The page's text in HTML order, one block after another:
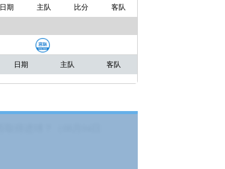
日期 主队 比分 客队
日期 主队 客队